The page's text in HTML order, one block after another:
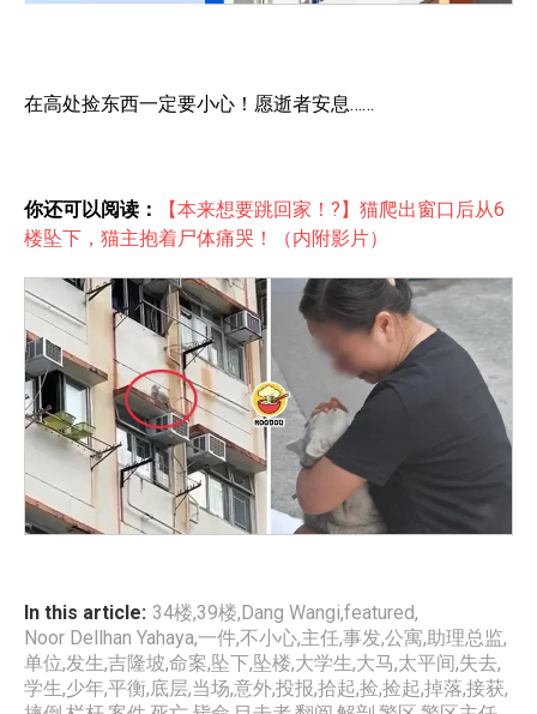
在高处捡东西一定要小心！愿逝者安息……
你还可以阅读：
【本来想要跳回家！?】猫爬出窗口后从6
楼坠下，猫主抱着尸体痛哭！（内附影片）
In this article: 34楼,39楼, Dang Wangi,featured,
Noor Dellhan Yahaya,一件,不小心,主任,事发,公寓,助理总监,
单位,发生,吉隆坡,命案,坠下,坠楼,大学生,大马,太平间,失去,
学生,少年,平衡,底层,当场,意外,投报,拾起,捡,捡起,掉落,接获,